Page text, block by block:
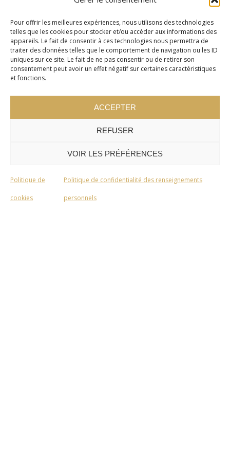
Pour offrir les meilleures expériences, nous utilisons des technologies
telles que les cookies pour stocker et/ou accéder aux informations des
appareils. Le fait de consentir à ces technologies nous permettra de
traiter des données telles que le comportement de navigation ou les ID
uniques sur ce site. Le fait de ne pas consentir ou de retirer son
consentement peut avoir un effet négatif sur certaines caractéristiques
et fonctions.
ACCEPTER
REFUSER
VOIR LES PRÉFÉRENCES
Politique de
cookies
Politique de confidentialité des renseignements
personnels